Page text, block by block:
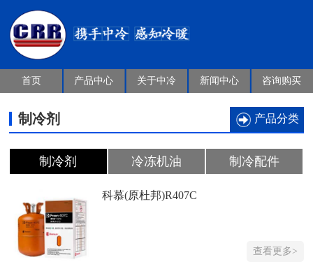
首页 产品中心 关于中冷 新闻中心 咨询购买
制冷剂 产品分类
制冷剂 冷冻机油 制冷配件
科慕(原杜邦)R407C
查看更多>